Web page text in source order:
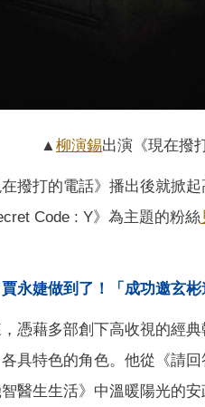
▲柳演錫出演《現在撥
撥打的電話》播出後就掀
Code : Y》為主題的粉絲
永婕做到了！「成功邀玄
憑藉多部創下高收視的經
具特色的角色。他從《請
醫生生活》中溫暖陽光的